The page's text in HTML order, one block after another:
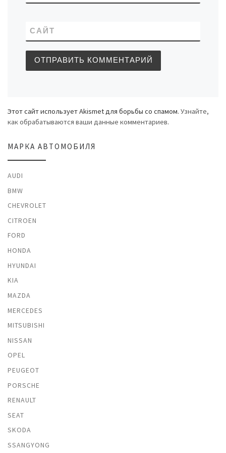
САЙТ
Этот сайт использует Akismet для борьбы со спамом. Узнайте,
как обрабатываются ваши данные комментариев.
МАРКА АВТОМОБИЛЯ
AUDI
BMW
CHEVROLET
CITROEN
FORD
HONDA
HYUNDAI
KIA
MAZDA
MERCEDES
MITSUBISHI
NISSAN
OPEL
PEUGEOT
PORSCHE
RENAULT
SEAT
SKODA
SSANGYONG